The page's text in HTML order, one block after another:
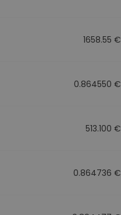
1658.55 €
0.864550 €
513.100 €
0.864736 €